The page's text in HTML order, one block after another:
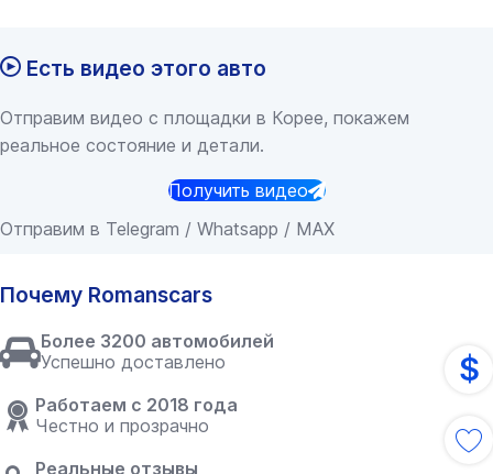
Есть видео этого авто
Отправим видео с площадки в Корее, покажем
реальное состояние и детали.
Получить видео
Отправим в Telegram / Whatsapp / MAX
Почему Romanscars
Более 3200 автомобилей
Успешно доставлено
Работаем с 2018 года
Честно и прозрачно
Реальные отзывы
$